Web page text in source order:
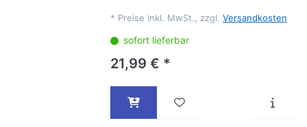
* Preise inkl. MwSt., zzgl. Versandkosten
sofort lieferbar
21,99 € *